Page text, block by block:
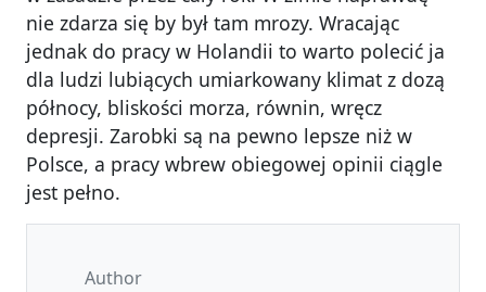
nie zdarza się by był tam mrozy. Wracając
jednak do pracy w Holandii to warto polecić ja
dla ludzi lubiących umiarkowany klimat z dozą
północy, bliskości morza, równin, wręcz
depresji. Zarobki są na pewno lepsze niż w
Polsce, a pracy wbrew obiegowej opinii ciągle
jest pełno.
Author